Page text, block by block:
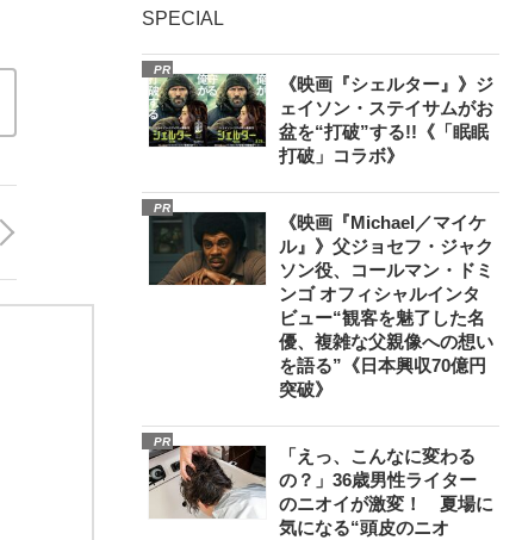
SPECIAL
PR
《映画『シェルター』》ジ
ェイソン・ステイサムがお
盆を“打破”する!!《「眠眠
打破」コラボ》
PR
《映画『Michael／マイケ
ル』》父ジョセフ・ジャク
ソン役、コールマン・ドミ
ンゴ オフィシャルインタ
ビュー“観客を魅了した名
優、複雑な父親像への想い
を語る”《日本興収70億円
突破》
PR
「えっ、こんなに変わる
の？」36歳男性ライター
のニオイが激変！ 夏場に
気になる“頭皮のニオ